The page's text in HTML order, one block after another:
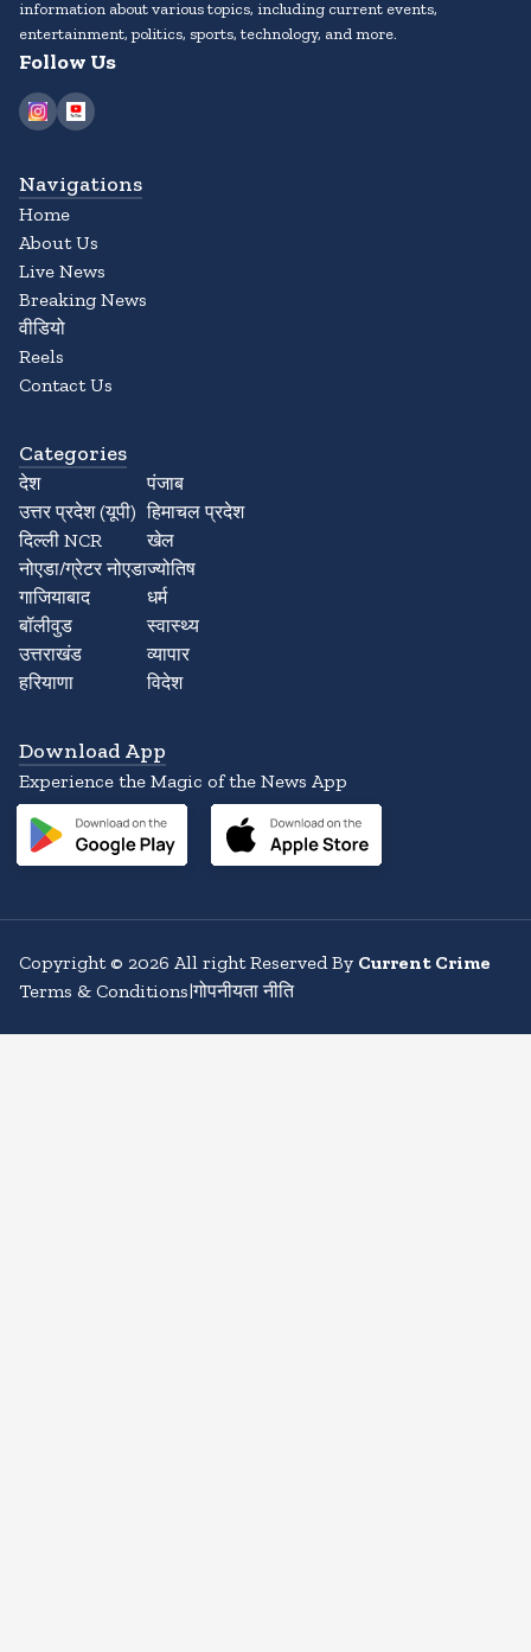
information about various topics, including current events,
entertainment, politics, sports, technology, and more.
Follow Us
Navigations
Home
About Us
Live News
Breaking News
वीडियो
Reels
Contact Us
Categories
देश
उत्तर प्रदेश (यूपी)
दिल्ली NCR
नोएडा/ग्रेटर नोएडा
गाजियाबाद
बॉलीवुड
उत्तराखंड
हरियाणा
पंजाब
हिमाचल प्रदेश
खेल
ज्योतिष
धर्म
स्वास्थ्य
व्यापार
विदेश
Download App
Experience the Magic of the News App
Copyright© 2026 All right Reserved By Current Crime
Terms & Conditions|गोपनीयता नीति